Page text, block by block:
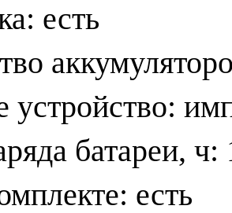
есть
устройство:
батареи, ч:
есть